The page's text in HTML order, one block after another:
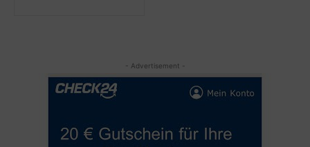
- Advertisement -